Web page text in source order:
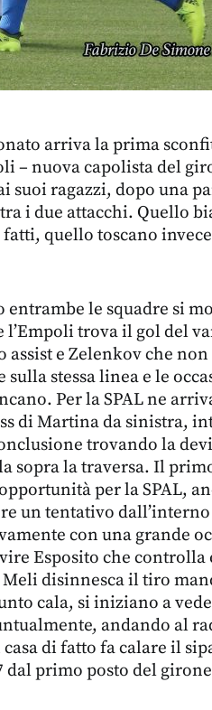
arriva la prima
– nuova capolista del
suoi ragazzi, dopo una
i due attacchi. Quello
quello toscano
le squadre si
l’Empoli trova il gol del
e Zelenkov che non
stessa linea e le
Per la SPAL ne
di Martina da sinistra,
trovando la
sopra la traversa. Il
per la SPAL,
un tentativo dall’interno
con una grande
Esposito che controlla
disinnesca il tiro
cala, si iniziano a
andando al
di fatto fa calare il
dal primo posto del